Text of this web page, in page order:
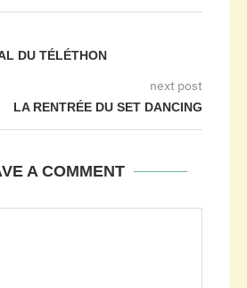
DU TÉLÉTHON
next post
LA RENTRÉE DU SET DANCING
A COMMENT